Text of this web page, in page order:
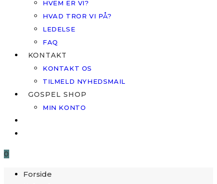
HVEM ER VI?
HVAD TROR VI PÅ?
LEDELSE
FAQ
KONTAKT
KONTAKT OS
TILMELD NYHEDSMAIL
GOSPEL SHOP
MIN KONTO
0
Forside